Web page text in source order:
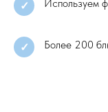
✓ Используем
✓ Более 200